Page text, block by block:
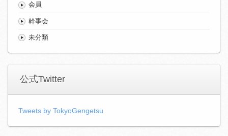
会員
幹事会
未分類
公式Twitter
Tweets by TokyoGengetsu